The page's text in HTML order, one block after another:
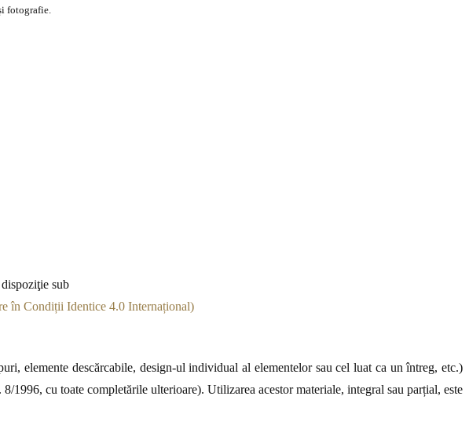
fotografie.
sub
în Condiții Identice 4.0 Internațional)
elemente descărcabile, design-ul individual al elementelor sau cel luat ca un întreg, etc.)
cu toate completările ulterioare). Utilizarea acestor materiale, integral sau parțial, este